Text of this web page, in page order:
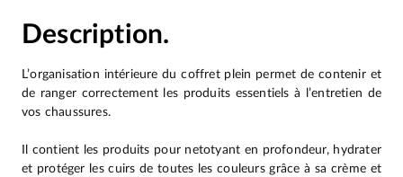
Description.
L’organisation intérieure du coffret plein permet de contenir et
de ranger correctement les produits essentiels à l’entretien de
vos chaussures.
Il contient les produits pour netotyant en profondeur, hydrater
et protéger les cuirs de toutes les couleurs grâce à sa crème et